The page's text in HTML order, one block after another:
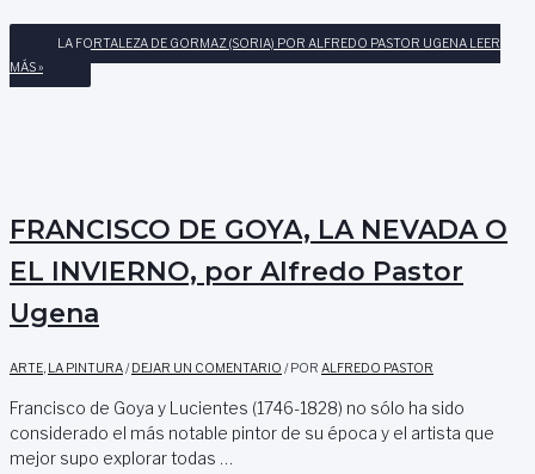
LA FORTALEZA DE GORMAZ (SORIA) POR ALFREDO PASTOR UGENA LEER
MÁS »
FRANCISCO DE GOYA, LA NEVADA O
EL INVIERNO, por Alfredo Pastor
Ugena
ARTE LA PINTURA/DEJAR UN COMENTARIO / POR ALFREDO PASTOR
Francisco de Goya y Lucientes (1746-1828) no sólo ha sido
considerado el más notable pintor de su época y el artista que
mejor supo explorar todas …